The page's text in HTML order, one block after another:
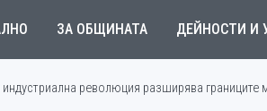
ЗА ОБЩИНАТА ДЕЙНОСТИ И
индустриална революция разширява